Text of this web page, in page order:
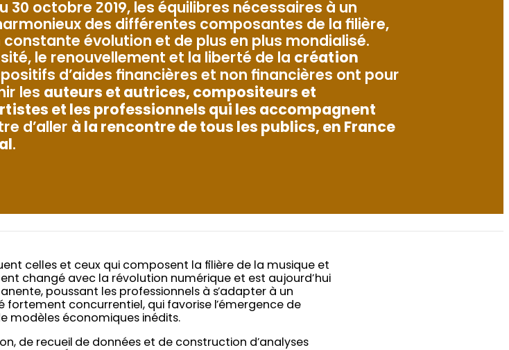
30 octobre 2019, les équilibres nécessaires à un
des différentes composantes de la filière,
constante évolution et de plus en plus mondialisé.
le renouvellement et la liberté de la création
d’aides financières et non financières ont pour
les auteurs et autrices, compositeurs et
et les professionnels qui les accompagnent
d’aller à la rencontre de tous les publics, en France
.
celles et ceux qui composent la filière de la musique et
changé avec la révolution numérique et est aujourd’hui
poussant les professionnels à s’adapter à un
fortement concurrentiel, qui favorise l’émergence de
modèles économiques inédits.
de recueil de données et de construction d’analyses